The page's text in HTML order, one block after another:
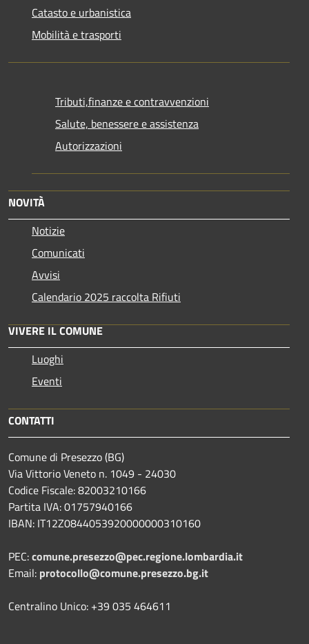
Catasto e urbanistica
Mobilità e trasporti
Tributi,finanze e contravvenzioni
Salute, benessere e assistenza
Autorizzazioni
NOVITÀ
Notizie
Comunicati
Avvisi
Calendario 2025 raccolta Rifiuti
VIVERE IL COMUNE
Luoghi
Eventi
CONTATTI
Comune di Presezzo (BG)
Via Vittorio Veneto n. 1049 - 24030
Codice Fiscale: 82003210166
Partita IVA: 01757940166
IBAN: IT12Z0844053920000000310160
PEC:comune.presezzo@pec.regione.lombardia.it
Email: protocollo@comune.presezzo.bg.it
Centralino Unico: +39 035 464611